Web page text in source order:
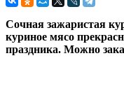
Сочная зажаристая
куриное мясо
праздника. Можно